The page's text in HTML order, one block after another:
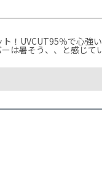
！UVCUT95％で心強い
は暑そう、、と感じて